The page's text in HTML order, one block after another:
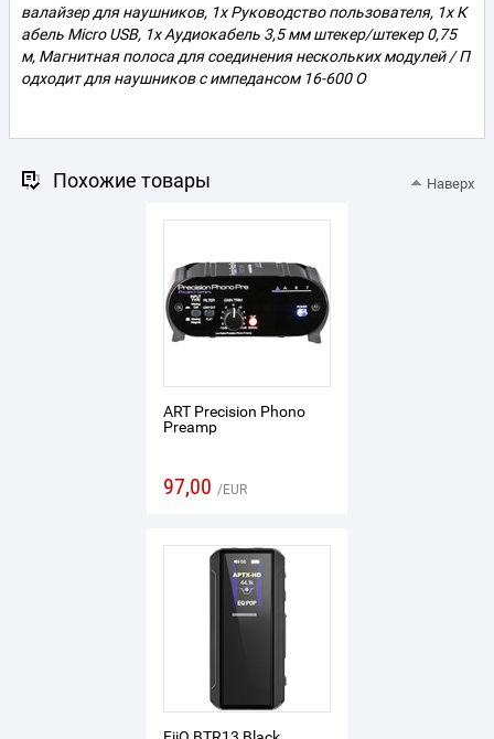
валайзер для наушников, 1x Руководство пользователя, 1x К
абель Micro USB, 1x Аудиокабель 3,5 мм штекер/штекер 0,75
м, Магнитная полоса для соединения нескольких модулей / П
одходит для наушников с импедансом 16-600 О
Похожие товары Наверх
ART Precision Phono
Preamp
97,00 EUR